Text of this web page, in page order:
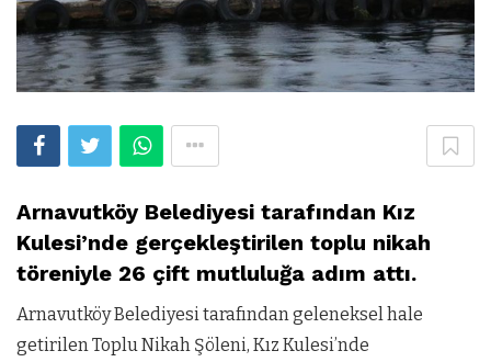
Arnavutköy Belediyesi tarafından Kız
Kulesi’nde gerçekleştirilen toplu nikah
töreniyle 26 çift mutluluğa adım attı.
Arnavutköy Belediyesi tarafından geleneksel hale
getirilen Toplu Nikah Şöleni, Kız Kulesi’nde